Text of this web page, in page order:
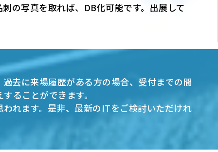
の写真を取れば、DB化可能です。出展して
去に来場履歴がある方の場合、受付までの間
ることができます。
れます。是非、最新のITをご検討いただけれ